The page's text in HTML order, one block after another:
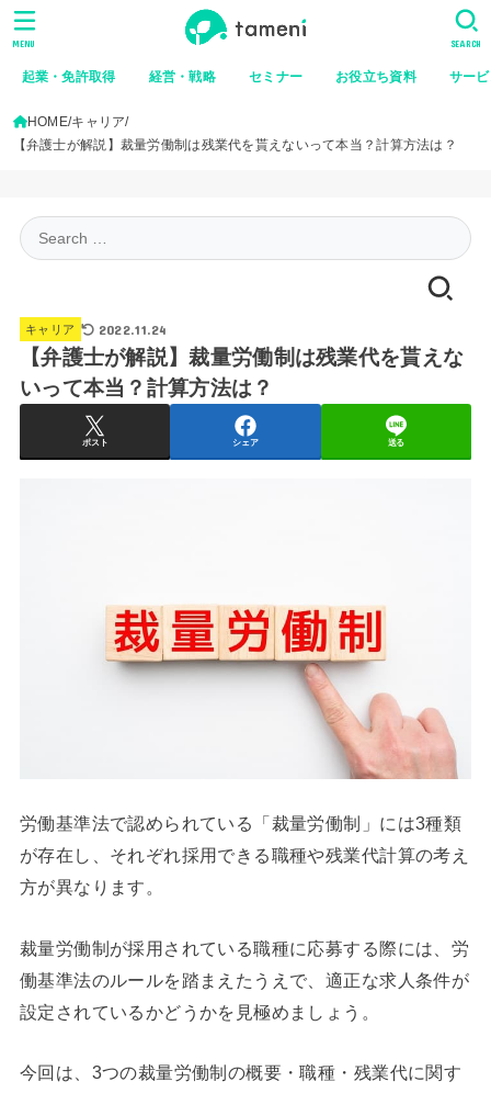
起業・免許取得 経営・戦略 セミナー お役立ち資料 サー
SEARCH
MENU
HOME キャリア
【弁護士が解説】裁量労働制は残業代を貰えないって本当？計算方法は？
for:
キャリア 2022.11.24
【弁護士が解説】裁量労働制は残業代を貰えな
いって本当？計算方法は？
ポスト シェア 送る
労働基準法で認められている「裁量労働制」には3種類
が存在し、それぞれ採用できる職種や残業代計算の考え
方が異なります。
裁量労働制が採用されている職種に応募する際には、労
働基準法のルールを踏まえたうえで、適正な求人条件が
設定されているかどうかを見極めましょう。
今回は、3つの裁量労働制の概要・職種・残業代に関す